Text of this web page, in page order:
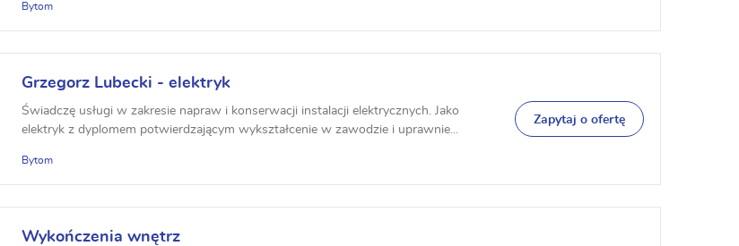
Bytom
Grzegorz Lubecki - elektryk
Świadczę usługi w zakresie napraw i konserwacji instalacji elektrycznych. Jako
elektryk z dyplomem potwierdzającym wykształcenie w zawodzie i uprawnie...
Bytom
Zapytaj o ofertę
Wykończenia wnętrz